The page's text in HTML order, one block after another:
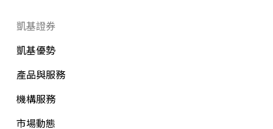
凱基證券
凱基優勢
產品與服務
機構服務
市場動態